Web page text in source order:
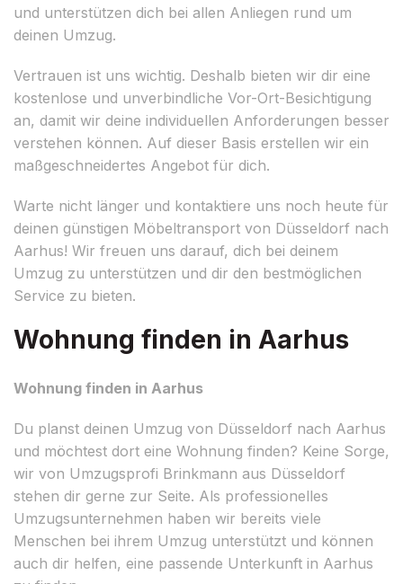
und unterstützen dich bei allen Anliegen rund um
deinen Umzug.
Vertrauen ist uns wichtig. Deshalb bieten wir dir eine
kostenlose und unverbindliche Vor-Ort-Besichtigung
an, damit wir deine individuellen Anforderungen besser
verstehen können. Auf dieser Basis erstellen wir ein
maßgeschneidertes Angebot für dich.
Warte nicht länger und kontaktiere uns noch heute für
deinen günstigen Möbeltransport von Düsseldorf nach
Aarhus! Wir freuen uns darauf, dich bei deinem
Umzug zu unterstützen und dir den bestmöglichen
Service zu bieten.
Wohnung finden in Aarhus
Wohnung finden in Aarhus
Du planst deinen Umzug von Düsseldorf nach Aarhus
und möchtest dort eine Wohnung finden? Keine Sorge,
wir von Umzugsprofi Brinkmann aus Düsseldorf
stehen dir gerne zur Seite. Als professionelles
Umzugsunternehmen haben wir bereits viele
Menschen bei ihrem Umzug unterstützt und können
auch dir helfen, eine passende Unterkunft in Aarhus